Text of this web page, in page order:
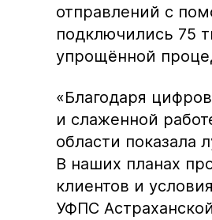
отправлений с
подключились 75
упрощённой
«Благодаря
и слаженной
области показала
В наших планах
клиентов и
УФПС